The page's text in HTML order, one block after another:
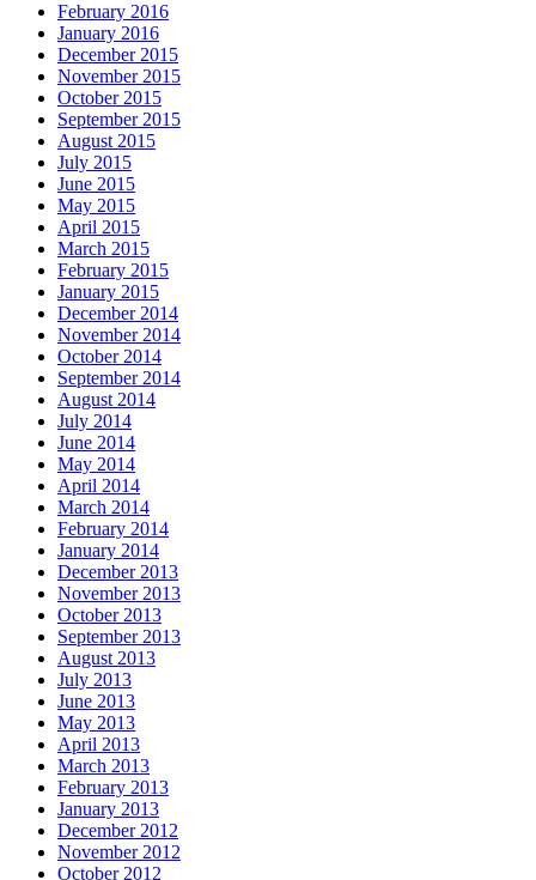
February 2016
January 2016
December 2015
November 2015
October 2015
September 2015
August 2015
July 2015
June 2015
May 2015
April 2015
March 2015
February 2015
January 2015
December 2014
November 2014
October 2014
September 2014
August 2014
July 2014
June 2014
May 2014
April 2014
March 2014
February 2014
January 2014
December 2013
November 2013
October 2013
September 2013
August 2013
July 2013
June 2013
May 2013
April 2013
March 2013
February 2013
January 2013
December 2012
November 2012
October 2012